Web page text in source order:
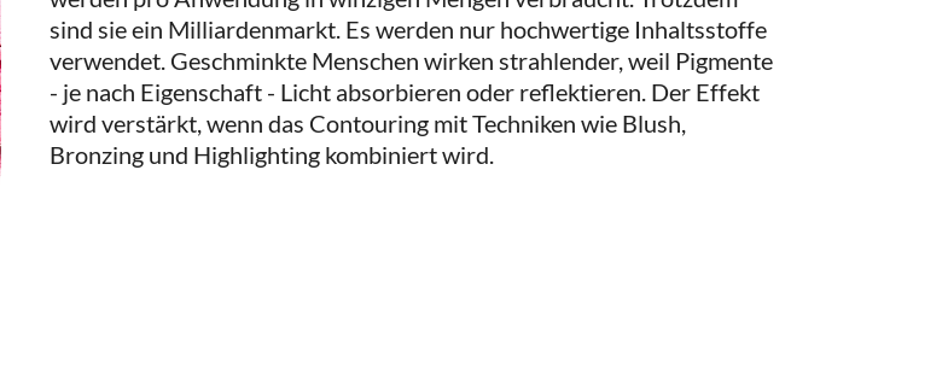
sind sie ein Milliardenmarkt. Es werden nur hochwertige Inhaltsstoffe
verwendet. Geschminkte Menschen wirken strahlender, weil Pigmente
- je nach Eigenschaft - Licht absorbieren oder reflektieren. Der Effekt
wird verstärkt, wenn das Contouring mit Techniken wie Blush,
Bronzing und Highlighting kombiniert wird.